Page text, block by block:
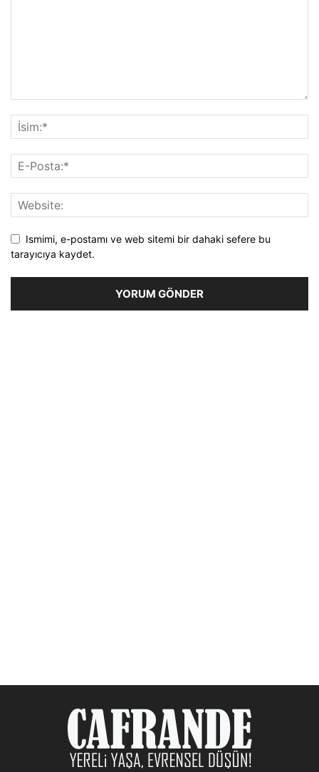
Ismimi, e-postamı ve web sitemi bir dahaki sefere bu
tarayıcıya kaydet.